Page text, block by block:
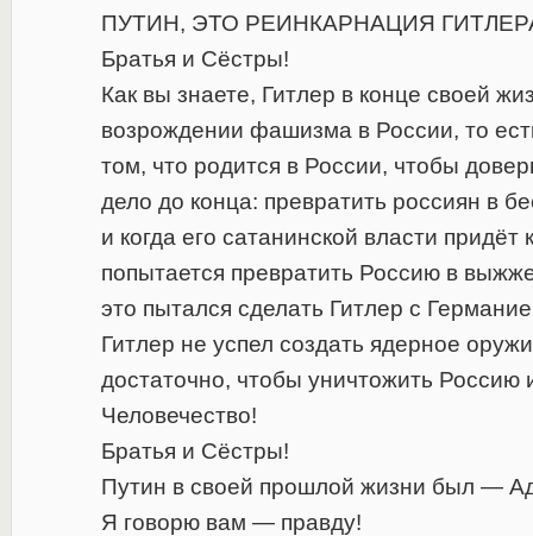
ПУТИН, ЭТО РЕИНКАРНАЦИЯ
Братья и Сёстры!
Как вы знаете, Гитлер в конце своей
возрождении фашизма в России, то
том, что родится в России, чтобы
дело до конца: превратить россиян в
и когда его сатанинской власти придёт
попытается превратить Россию в
это пытался сделать Гитлер с
Гитлер не успел создать ядерное
достаточно, чтобы уничтожить Россию
Человечество!
Братья и Сёстры!
Путин в своей прошлой жизни был —
Я говорю вам — правду!